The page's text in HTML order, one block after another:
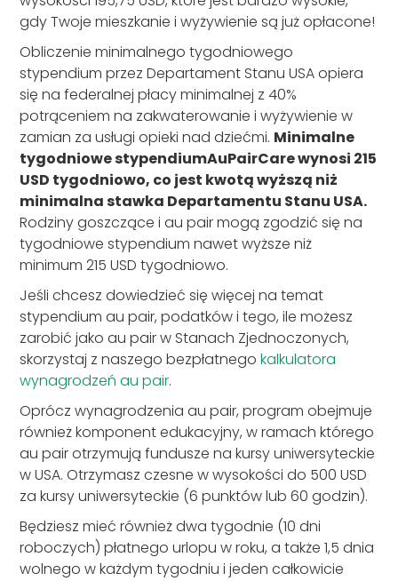
gdy Twoje mieszkanie i wyżywienie są już opłacone!
Obliczenie minimalnego tygodniowego
stypendium przez Departament Stanu USA opiera
się na federalnej płacy minimalnej z 40%
potrąceniem na zakwaterowanie i wyżywienie w
zamian za usługi opieki nad dziećmi. Minimalne
tygodniowe stypendiumAuPairCare wynosi 215
USD tygodniowo, co jest kwotą wyższą niż
minimalna stawka Departamentu Stanu USA.
Rodziny goszczące i au pair mogą zgodzić się na
tygodniowe stypendium nawet wyższe niż
minimum 215 USD tygodniowo.
Jeśli chcesz dowiedzieć się więcej na temat
stypendium au pair, podatków i tego, ile możesz
zarobić jako au pair w Stanach Zjednoczonych,
skorzystaj z naszego bezpłatnegokalkulatora
wynagrodzeń au pair.
Oprócz wynagrodzenia au pair, program obejmuje
również komponent edukacyjny, w ramach którego
au pair otrzymują fundusze na kursy uniwersyteckie
w USA. Otrzymasz czesne w wysokości do 500 USD
za kursy uniwersyteckie (6 punktów lub 60 godzin).
Będziesz mieć również dwa tygodnie (10 dni
roboczych) płatnego urlopu w roku, a także 1,5 dnia
wolnego w każdym tygodniu i jeden całkowicie